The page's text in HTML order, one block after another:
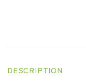
DESCRIPTION